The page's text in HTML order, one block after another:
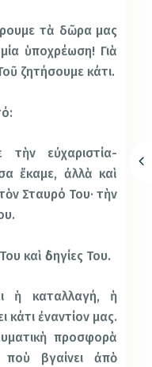
τὰ δῶρα μας
ὑποχρέωση! Γιὰ
ζητήσουμε κάτι.
εὐχαριστία-
ἔκαμε, ἀλλὰ καὶ
Σταυρό Του· τὴν
καὶ ὁδηγίες Του.
ἡ καταλλαγή, ἡ
κάτι ἐναντίον μας.
προσφορὰ
βγαίνει ἀπὸ